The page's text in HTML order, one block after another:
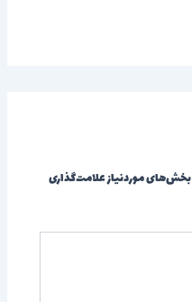
بخش‌های موردنیاز علامت‌گذاری